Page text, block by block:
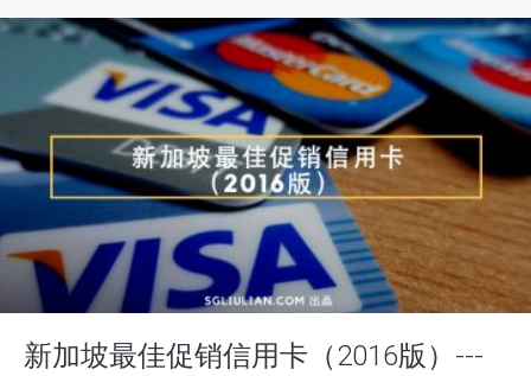
新加坡最佳促销信用卡（2016版）---